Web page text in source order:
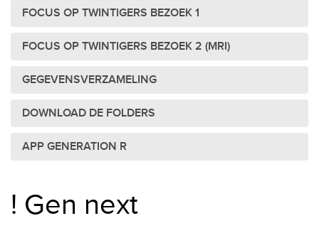
FOCUS OP TWINTIGERS BEZOEK 1
FOCUS OP TWINTIGERS BEZOEK 2 (MRI)
GEGEVENSVERZAMELING
DOWNLOAD DE FOLDERS
APP GENERATION R
! Gen next